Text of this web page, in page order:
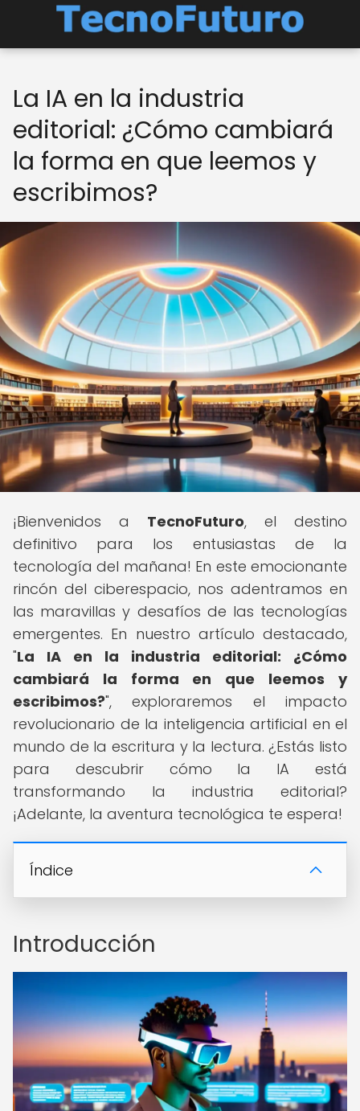
La IA en la industria
editorial: ¿Cómo cambiará
la forma en que leemos y
escribimos?
¡Bienvenidos a TecnoFuturo, el destino
definitivo para los entusiastas de la
tecnología del mañana! En este emocionante
rincón del ciberespacio, nos adentramos en
las maravillas y desafíos de las tecnologías
emergentes. En nuestro artículo destacado,
"La IA en la industria editorial: ¿Cómo
cambiará la forma en que leemos y
escribimos?", exploraremos el impacto
revolucionario de la inteligencia artificial en el
mundo de la escritura y la lectura. ¿Estás listo
para descubrir cómo la IA está
transformando la industria editorial?
¡Adelante, la aventura tecnológica te espera!
Índice
Introducción